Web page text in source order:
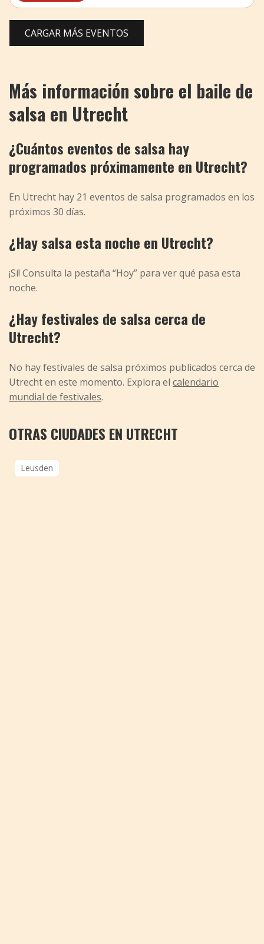
CARGAR MÁS EVENTOS
Más información sobre el baile de
salsa en Utrecht
¿Cuántos eventos de salsa hay
programados próximamente en Utrecht?
En Utrecht hay 21 eventos de salsa programados en los
próximos 30 días.
¿Hay salsa esta noche en Utrecht?
¡Sí! Consulta la pestaña “Hoy” para ver qué pasa esta
noche.
¿Hay festivales de salsa cerca de
Utrecht?
No hay festivales de salsa próximos publicados cerca de
Utrecht en este momento. Explora el calendario
mundial de festivales.
OTRAS CIUDADES EN UTRECHT
Leusden